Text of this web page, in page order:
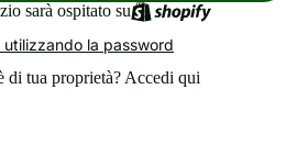
sarà ospitato su
la password
di tua proprietà? Accedi qui